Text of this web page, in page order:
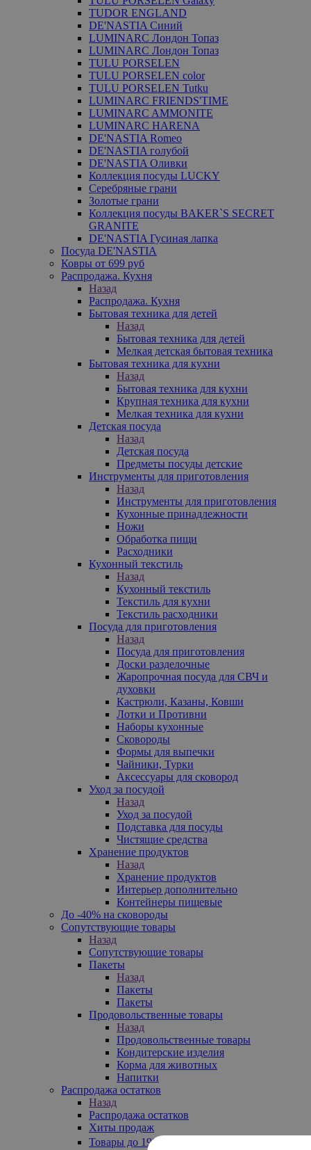
TUDOR ENGLAND
DE'NASTIA Синий
LUMINARC Лондон Топаз
LUMINARC Лондон Топаз
TULU PORSELEN
TULU PORSELEN color
TULU PORSELEN Tutku
LUMINARC FRIENDS'TIME
LUMINARC AMMONITE
LUMINARC HARENA
DE'NASTIA Romeo
DE'NASTIA голубой
DE'NASTIA Оливки
Коллекция посуды LUCKY
Серебряные грани
Золотые грани
Коллекция посуды BAKER`S SECRET
GRANITE
DE'NASTIA Гусиная лапка
Посуда DE'NASTIA
Ковры от 699 руб
Распродажа. Кухня
Назад
Распродажа. Кухня
Бытовая техника для детей
Назад
Бытовая техника для детей
Мелкая детская бытовая техника
Бытовая техника для кухни
Назад
Бытовая техника для кухни
Крупная техника для кухни
Мелкая техника для кухни
Детская посуда
Назад
Детская посуда
Предметы посуды детские
Инструменты для приготовления
Назад
Инструменты для приготовления
Кухонные принадлежности
Ножи
Обработка пищи
Расходники
Кухонный текстиль
Назад
Кухонный текстиль
Текстиль для кухни
Текстиль расходники
Посуда для приготовления
Назад
Посуда для приготовления
Доски разделочные
Жаропрочная посуда для СВЧ и
духовки
Кастрюли, Казаны, Ковши
Лотки и Противни
Наборы кухонные
Сковороды
Формы для выпечки
Чайники, Турки
Аксессуары для сковород
Уход за посудой
Назад
Уход за посудой
Подставка для посуды
Чистящие средства
Хранение продуктов
Назад
Хранение продуктов
Интерьер дополнительно
Контейнеры пищевые
До -40% на сковороды
Сопутствующие товары
Назад
Сопутствующие товары
Пакеты
Назад
Пакеты
Пакеты
Продовольственные товары
Назад
Продовольственные товары
Кондитерские изделия
Корма для животных
Напитки
Распродажа остатков
Назад
Распродажа остатков
Хиты продаж
Товары до 199₽